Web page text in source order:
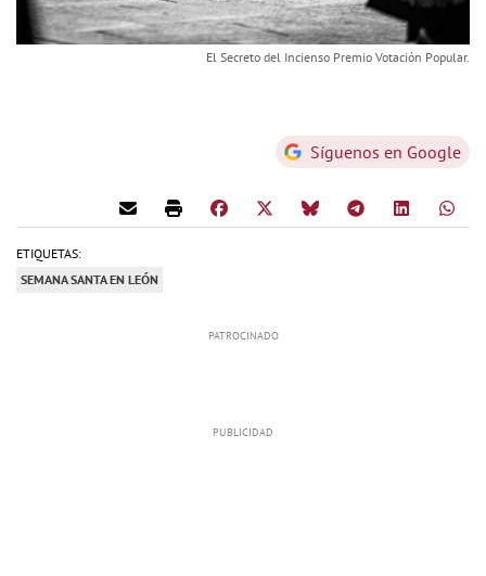
El Secreto del Incienso Premio Votación Popular.
Síguenos en Google
ETIQUETAS:
SEMANA SANTA EN LEÓN